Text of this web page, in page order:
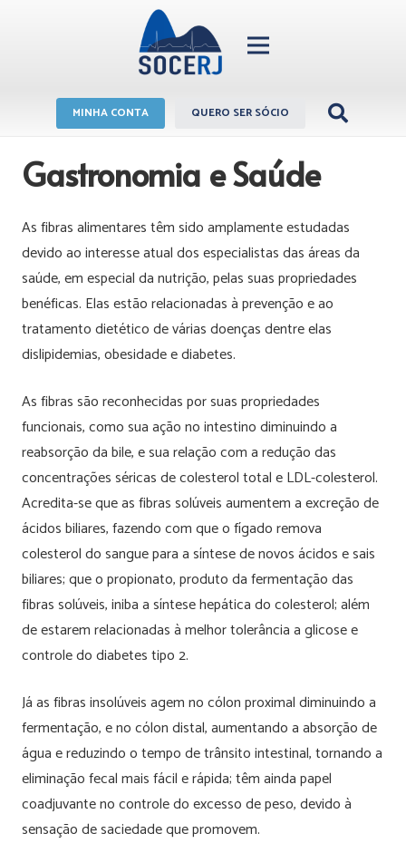
MINHA CONTA QUERO SER SÓCIO
Gastronomia e Saúde
As fibras alimentares têm sido amplamente estudadas
devido ao interesse atual dos especialistas das áreas da
saúde, em especial da nutrição, pelas suas propriedades
benéficas. Elas estão relacionadas à prevenção e ao
tratamento dietético de várias doenças dentre elas
dislipidemias, obesidade e diabetes.
As fibras são reconhecidas por suas propriedades
funcionais, como sua ação no intestino diminuindo a
reabsorção da bile, e sua relação com a redução das
concentrações séricas de colesterol total e LDL-colesterol.
Acredita-se que as fibras solúveis aumentem a excreção de
ácidos biliares, fazendo com que o fígado remova
colesterol do sangue para a síntese de novos ácidos e sais
biliares; que o propionato, produto da fermentação das
fibras solúveis, iniba a síntese hepática do colesterol; além
de estarem relacionadas à melhor tolerância a glicose e
controle do diabetes tipo 2.
Já as fibras insolúveis agem no cólon proximal diminuindo a
fermentação, e no cólon distal, aumentando a absorção de
água e reduzindo o tempo de trânsito intestinal, tornando a
eliminação fecal mais fácil e rápida; têm ainda papel
coadjuvante no controle do excesso de peso, devido à
sensação de saciedade que promovem.